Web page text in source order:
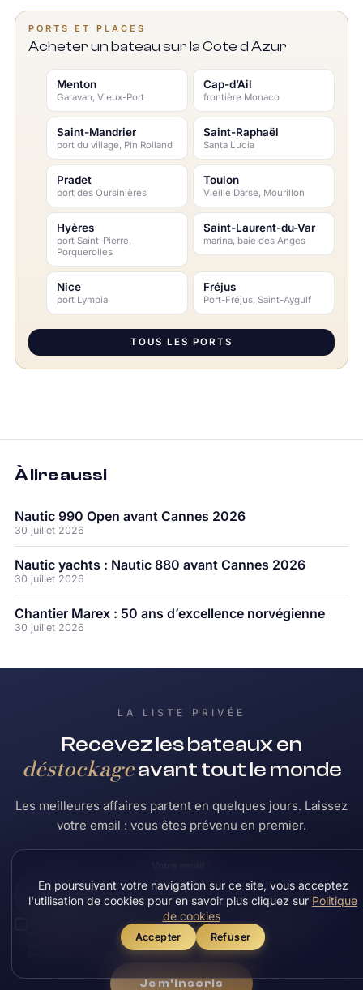
En poursuivant votre navigation sur ce site, vous acceptez
l'utilisation de cookies pour en savoir plus cliquez sur Politique
de cookies
Accepter Refuser
PORTS ET PLACES
Acheter un bateau sur la Cote d Azur
Menton
Garavan, Vieux-Port
Cap-d’Ail
frontière Monaco
Saint-Mandrier
port du village, Pin Rolland
Saint-Raphaël
Santa Lucia
Pradet
port des Oursinières
Toulon
Vieille Darse, Mourillon
Hyères
port Saint-Pierre,
Porquerolles
Saint-Laurent-du-Var
marina, baie des Anges
Nice
port Lympia
Fréjus
Port-Fréjus, Saint-Aygulf
TOUS LES PORTS
À lire aussi
Nautic 990 Open avant Cannes 2026
30 juillet 2026
Nautic yachts : Nautic 880 avant Cannes 2026
30 juillet 2026
Chantier Marex : 50 ans d’excellence norvégienne
30 juillet 2026
LA LISTE PRIVÉE
Recevez les bateaux en
déstockageavant tout le monde
Les meilleures affaires partent en quelques jours. Laissez
votre email : vous êtes prévenu en premier.
Vos données ne seront pas commercialisées , elles serviront seulement à vous envoyer les
informations demandées et chaque semaine les bateaux en promo.
Politique de
. Les données saisies sont conservées uniquement le temps de la
Je m'inscris